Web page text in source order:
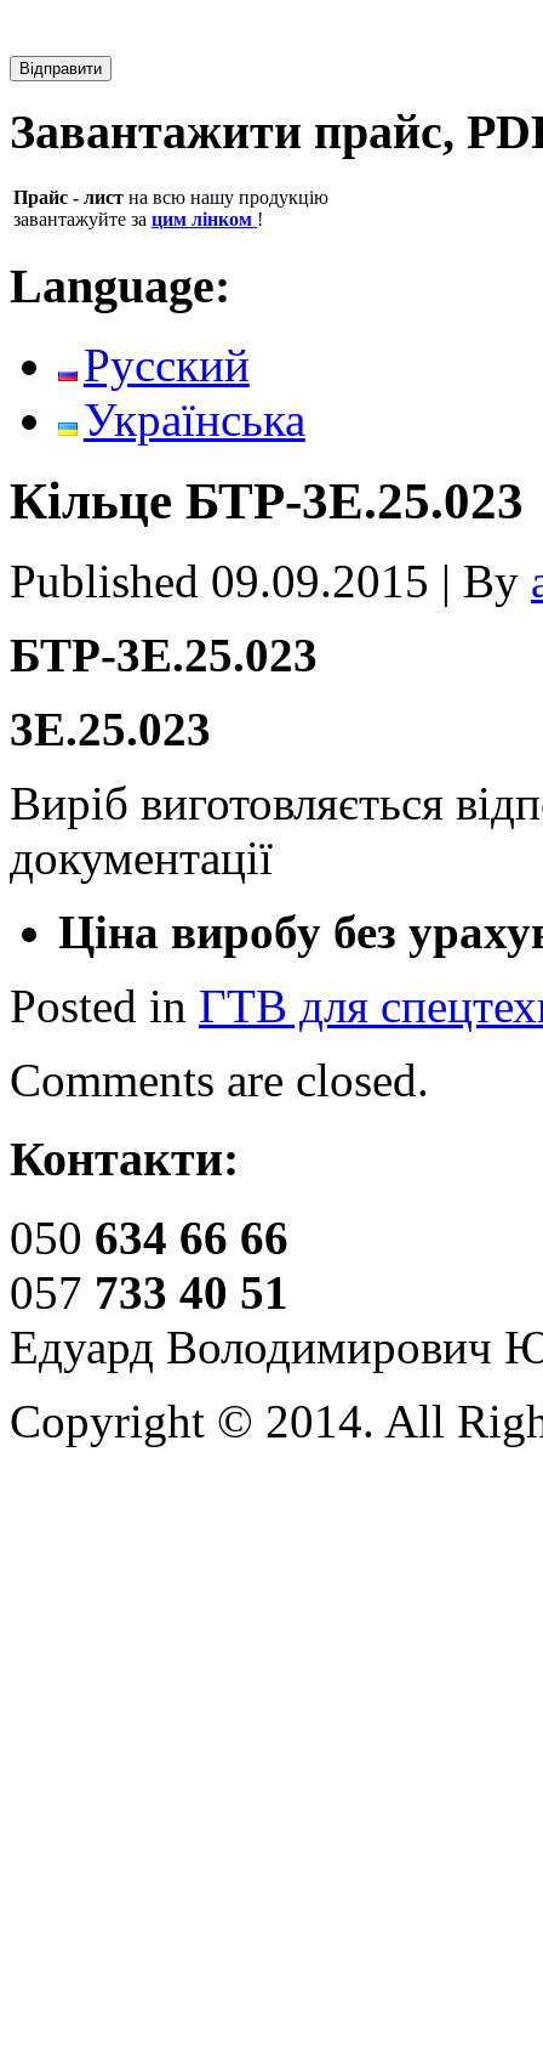
Завантажити прайс,
Прайс - лист на всю нашу продукцію
завантажуйте за цим лінком !
Language:
Русский
Українська
Кiльце БТР-3Е.25.023
Published 09.09.2015 | By
БТР-3Е.25.023
3Е.25.023
Виріб виготовляється
документації
Ціна виробу без
Posted in ГТВ для
Comments are closed.
Контакти:
050 634 66 66
057 733 40 51
Едуард Володимирович
Copyright © 2014. All